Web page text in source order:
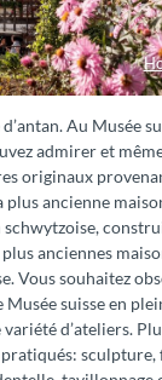
Au Musée
admirer et
originaux
plus ancienne
schwytzoise,
plus anciennes
Vous souhaitez
Musée suisse en
d’ateliers.
sculpture,